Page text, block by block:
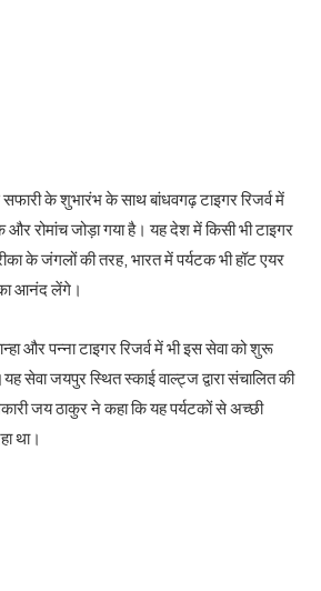
के शुभारंभ के साथ बांधवगढ़ टाइगर रिजर्व में
रोमांच जोड़ा गया है। यह देश में किसी भी टाइगर
के जंगलों की तरह, भारत में पर्यटक भी हॉट एयर
आनंद लेंगे।
और पन्ना टाइगर रिजर्व में भी इस सेवा को शुरू
सेवा जयपुर स्थित स्काई वाल्ट्ज द्वारा संचालित की
जय ठाकुर ने कहा कि यह पर्यटकों से अच्छी
था।